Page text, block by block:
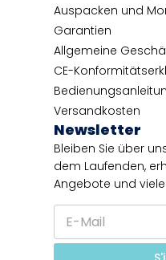
Auspacken und
Garantien
Allgemeine
CE-
Versandkosten
Newsletter
Bleiben Sie über
dem Laufenden,
Angebote und
E
M
E
M